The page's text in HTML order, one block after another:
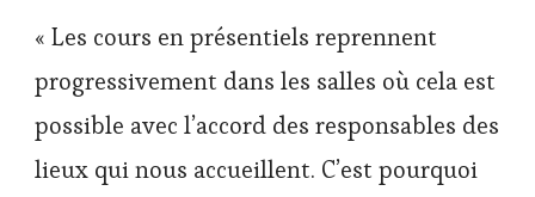
« Les cours en présentiels reprennent
progressivement dans les salles où cela est
possible avec l’accord des responsables des
lieux qui nous accueillent. C’est pourquoi